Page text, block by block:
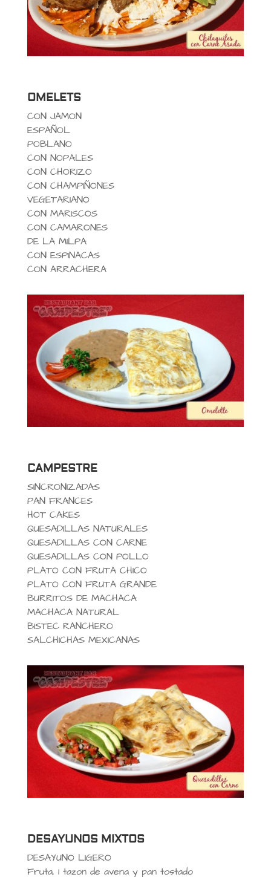
OMELETS
CON JAMON
ESPAÑOL
POBLANO
CON NOPALES
CON CHORIZO
CON CHAMPIÑONES
VEGETARIANO
CON MARISCOS
CON CAMARONES
DE LA MILPA
CON ESPINACAS
CON ARRACHERA
CAMPESTRE
SINCRONIZADAS
PAN FRANCES
HOT CAKES
QUESADILLAS NATURALES
QUESADILLAS CON CARNE
QUESADILLAS CON POLLO
PLATO CON FRUTA CHICO
PLATO CON FRUTA GRANDE
BURRITOS DE MACHACA
MACHACA NATURAL
BISTEC RANCHERO
SALCHICHAS MEXICANAS
DESAYUNOS MIXTOS
DESAYUNO LIGERO
Fruta, 1 tazon de avena y pan tostado